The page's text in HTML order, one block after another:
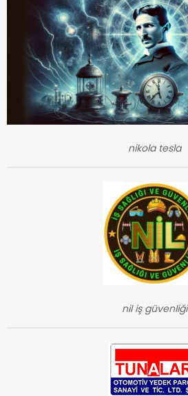
nikola tesla
nil iş güvenliği